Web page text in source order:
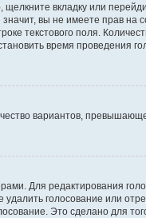
вкладку или
вы не имеете прав на
текстового поля.
время проведения
вариантов,
Для редактирования
голосование или
Это сделано для